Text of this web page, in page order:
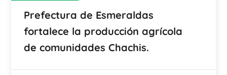
Prefectura de Esmeraldas
fortalece la producción agrícola
de comunidades Chachis.